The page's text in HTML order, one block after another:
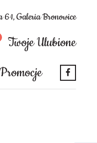
Galeria Bronowice
Twoje Ulubione